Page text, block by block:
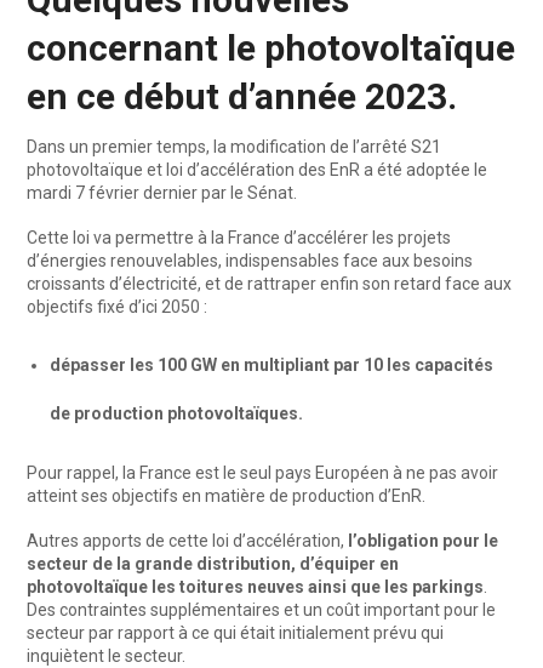
concernant le photovoltaïque
en ce début d’année 2023.
Dans un premier temps, la modification de l’arrêté S21
photovoltaïque et loi d’accélération des EnR a été adoptée le
mardi 7 février dernier par le Sénat.
Cette loi va permettre à la France d’accélérer les projets
d’énergies renouvelables, indispensables face aux besoins
croissants d’électricité, et de rattraper enfin son retard face aux
objectifs fixé d’ici 2050 :
dépasser les 100 GW en multipliant par 10 les capacités
de production photovoltaïques.
Pour rappel, la France est le seul pays Européen à ne pas avoir
atteint ses objectifs en matière de production d’EnR.
Autres apports de cette loi d’accélération, l’obligation pour le
secteur de la grande distribution, d’équiper en
photovoltaïque les toitures neuves ainsi que les parkings.
Des contraintes supplémentaires et un coût important pour le
secteur par rapport à ce qui était initialement prévu qui
inquiètent le secteur.